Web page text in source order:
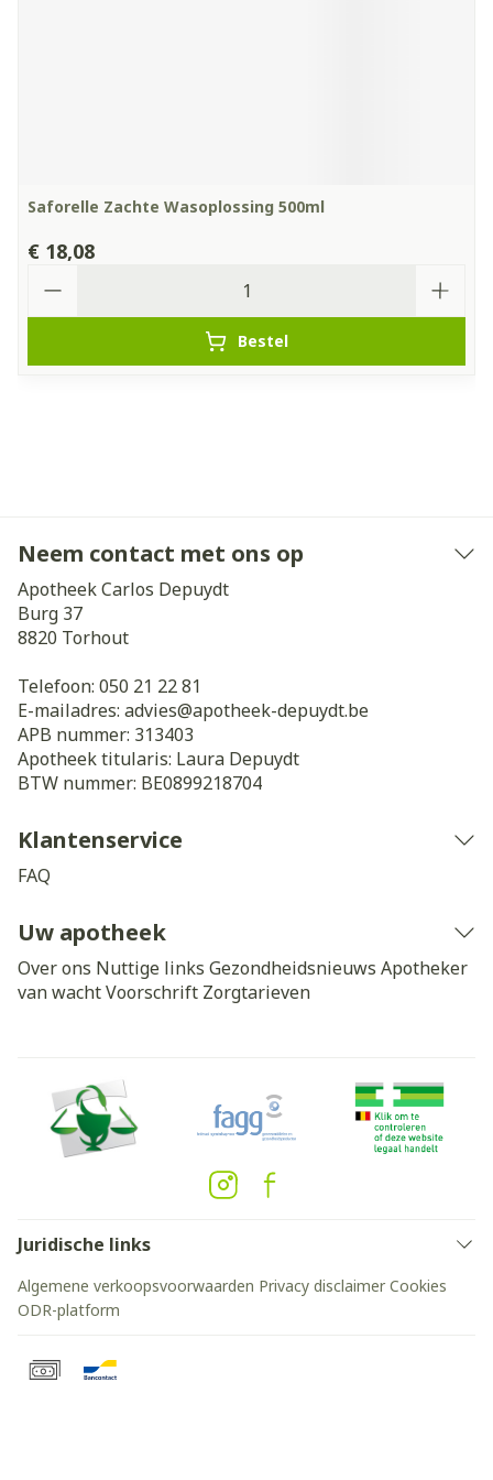
Saforelle Zachte Wasoplossing 500ml
€ 18,08
Bestel
Neem contact met ons op
Apotheek Carlos Depuydt
Burg 37
8820 Torhout
Telefoon: 050 21 22 81
E-mailadres: advies@apotheek-depuydt.be
APB nummer: 313403
Apotheek titularis: Laura Depuydt
BTW nummer: BE0899218704
Klantenservice
FAQ
Uw apotheek
Over ons Nuttige links Gezondheidsnieuws Apotheker
van wachtVoorschrift Zorgtarieven
Juridische links
Algemene verkoopsvoorwaarden Privacy disclaimer Cookies
ODR-platform